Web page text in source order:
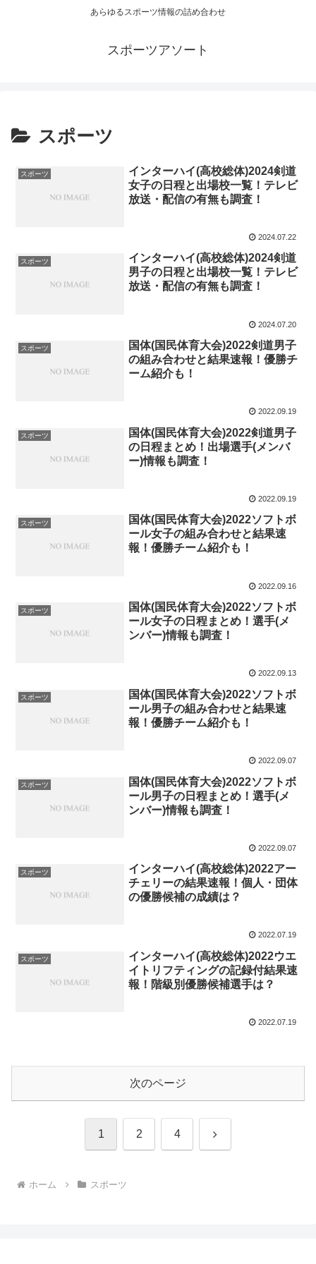
あらゆるスポーツ情報の詰め合わせ
スポーツアソート
スポーツ
スポーツ
インターハイ(高校総体)2024剣道
女子の日程と出場校一覧！テレビ
放送・配信の有無も調査！
2024.07.22
スポーツ
インターハイ(高校総体)2024剣道
男子の日程と出場校一覧！テレビ
放送・配信の有無も調査！
2024.07.20
スポーツ
国体(国民体育大会)2022剣道男子
の組み合わせと結果速報！優勝チ
ーム紹介も！
2022.09.19
スポーツ
国体(国民体育大会)2022剣道男子
の日程まとめ！出場選手(メンバ
ー)情報も調査！
2022.09.19
スポーツ
国体(国民体育大会)2022ソフトボ
ール女子の組み合わせと結果速
報！優勝チーム紹介も！
2022.09.16
スポーツ
国体(国民体育大会)2022ソフトボ
ール女子の日程まとめ！選手(メ
ンバー)情報も調査！
2022.09.13
スポーツ
国体(国民体育大会)2022ソフトボ
ール男子の組み合わせと結果速
報！優勝チーム紹介も！
2022.09.07
スポーツ
国体(国民体育大会)2022ソフトボ
ール男子の日程まとめ！選手(メ
ンバー)情報も調査！
2022.09.07
スポーツ
インターハイ(高校総体)2022アー
チェリーの結果速報！個人・団体
の優勝候補の成績は？
2022.07.19
スポーツ
インターハイ(高校総体)2022ウエ
イトリフティングの記録付結果速
報！階級別優勝候補選手は？
2022.07.19
次のページ
1 2 4 次
ホーム スポーツ